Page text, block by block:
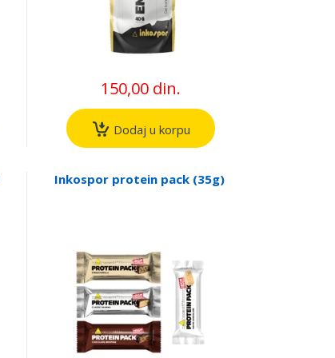
150,00 din.
Dodaj u korpu
Inkospor protein pack (35g)